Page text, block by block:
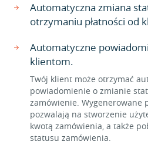
Automatyczna zmiana
otrzymaniu płatności od
Automatyczne
klientom.
Twój klient może otrzymać
powiadomienie o zmianie
zamówienie. Wygenerowane
pozwalają na stworzenie
kwotą zamówienia, a także
statusu zamówienia.